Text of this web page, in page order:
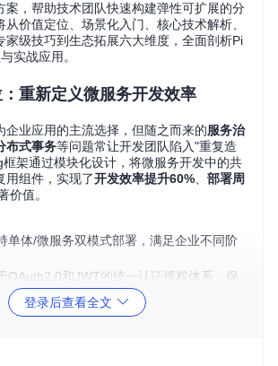
案，帮助技术团队快速构建弹性可扩展的分
价值定位、场景化入门、核心技术解析、
家级技巧到生态拓展六大维度，全面剖析Pi
实战应用。
重新定义微服务开发效率
企业应用的主流选择，但随之而来的服务治
布式事务等问题常让开发团队陷入"重复造
架通过模块化设计，将微服务开发中的共
用组件，实现了开发效率提升60%
部署周
价值。
单体/微服务双模式部署，满足企业不同阶
OAuth2.0和JWT的统一认证授权体系，保
代码生成工具和标准化开发规范，降低团队
登录后查看全文